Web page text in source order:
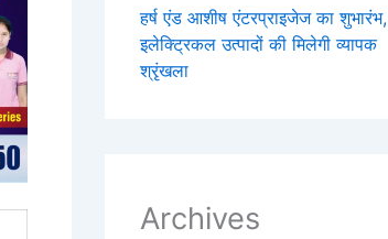
हर्ष एंड आशीष एंटरप्राइजेज का शुभारंभ,
इलेक्ट्रिकल उत्पादों की मिलेगी व्यापक
श्रृंखला
Archives